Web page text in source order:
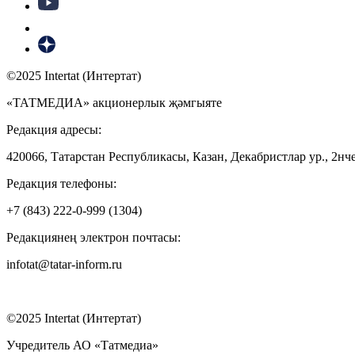
©2025 Intertat (Интертат)
«ТАТМЕДИА» акционерлык җәмгыяте
Редакция адресы:
420066, Татарстан Республикасы, Казан, Декабристлар ур.,
Редакция телефоны:
+7 (843) 222-0-999 (1304)
Редакциянең электрон почтасы:
infotat@tatar-inform.ru
©2025 Intertat (Интертат)
Учредитель АО «Татмедиа»